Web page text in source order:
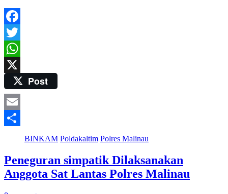
Facebook
Twitter
WhatsApp
Post
Email
BINKAM Poldakaltim Polres Malinau
Peneguran simpatik Dilaksanakan
Anggota Sat Lantas Polres Malinau